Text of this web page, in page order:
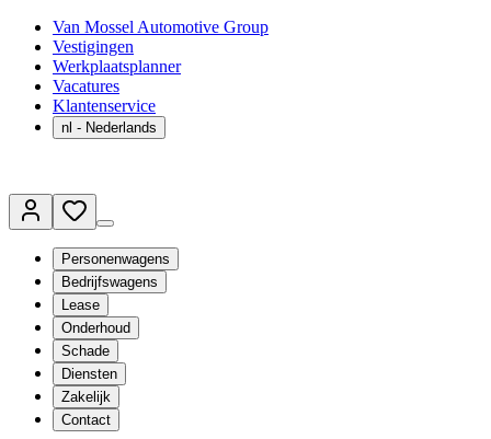
Van Mossel Automotive Group
Vestigingen
Werkplaatsplanner
Vacatures
Klantenservice
nl - Nederlands
Personenwagens
Bedrijfswagens
Lease
Onderhoud
Schade
Diensten
Zakelijk
Contact